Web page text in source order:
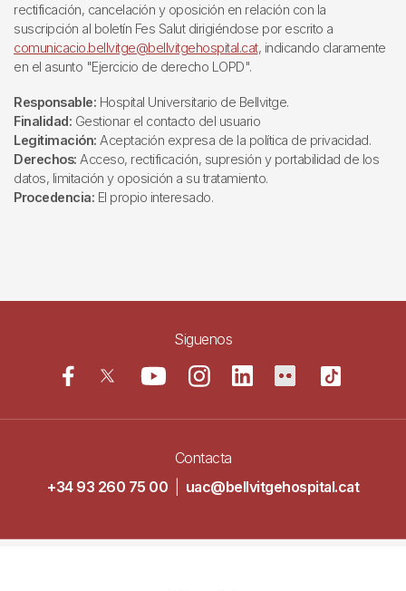
rectificación, cancelación y oposición en relación con la
suscripción al boletín Fes Salut dirigiéndose por escrito a
comunicacio.bellvitge@bellvitgehospital.cat, indicando claramente
en el asunto "Ejercicio de derecho LOPD".
Responsable: Hospital Universitario de Bellvitge.
Finalidad: Gestionar el contacto del usuario
Legitimación: Aceptación expresa de la política de privacidad.
Derechos: Acceso, rectificación, supresión y portabilidad de los
datos, limitación y oposición a su tratamiento.
Procedencia: El propio interesado.
Siguenos
Contacta
+34 93 260 75 00
uac@bellvitgehospital.cat